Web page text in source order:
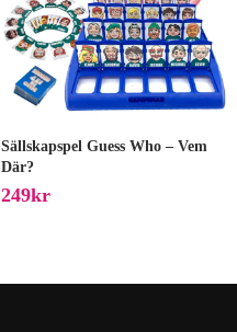
Sällskapspel Guess Who – Vem
Där?
249Kr